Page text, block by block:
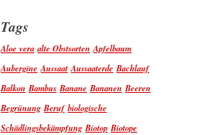
Tags
Aloe vera alte Obstsorten Apfelbaum
Aubergine Aussaat Aussaaterde Bachlauf
Balkon Bambus Banane Bananen Beeren
Begrünung Beruf biologische
Schädlingsbekämpfung Biotop Biotope